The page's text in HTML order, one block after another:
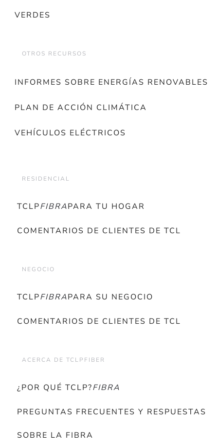
VERDES
OTROS RECURSOS
INFORMES SOBRE ENERGÍAS RENOVABLES
PLAN DE ACCIÓN CLIMÁTICA
VEHÍCULOS ELÉCTRICOS
RESIDENCIAL
TCLPFIBRAPARA TU HOGAR
COMENTARIOS DE CLIENTES DE TCL
NEGOCIO
TCLPFIBRAPARA SU NEGOCIO
COMENTARIOS DE CLIENTES DE TCL
ACERCA DE TCLPFIBER
¿POR QUÉ TCLP?FIBRA
PREGUNTAS FRECUENTES Y RESPUESTAS
SOBRE LA FIBRA